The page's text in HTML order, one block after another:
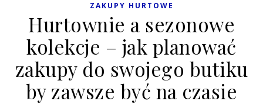
ZAKUPY HURTOWE
Hurtownie a sezonowe
kolekcje – jak planować
zakupy do swojego butiku
by zawsze być na czasie